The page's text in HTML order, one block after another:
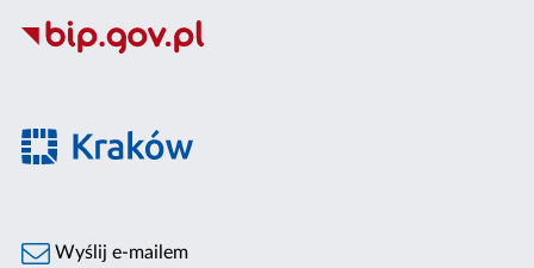
Wyślij e-mailem